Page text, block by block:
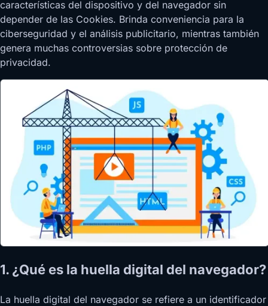
características del dispositivo y del navegador sin
depender de las Cookies. Brinda conveniencia para la
ciberseguridad y el análisis publicitario, mientras también
genera muchas controversias sobre protección de
privacidad.
1. ¿Qué es la huella digital del navegador?
La huella digital del navegador se refiere a un identificador